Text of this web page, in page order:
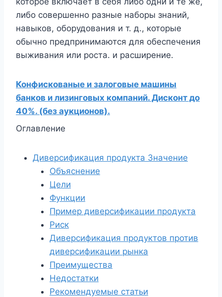
либо совершенно разные наборы знаний,
навыков, оборудования и т. д., которые
обычно предпринимаются для обеспечения
выживания или роста. и расширение.
Конфискованые и залоговые машины
банков и лизинговых компаний. Дисконт до
40%. (без аукционов).
Оглавление
Диверсификация продукта Значение
Объяснение
Цели
Функции
Пример диверсификации продукта
Риск
Диверсификация продуктов против
диверсификации рынка
Преимущества
Недостатки
Рекомендуемые статьи